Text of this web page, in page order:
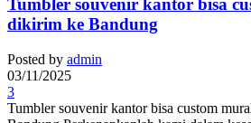
Tumbler souvenir kantor bisa
dikirim ke Bandung
Posted by admin
03/11/2025
3
Tumbler souvenir kantor bisa custom